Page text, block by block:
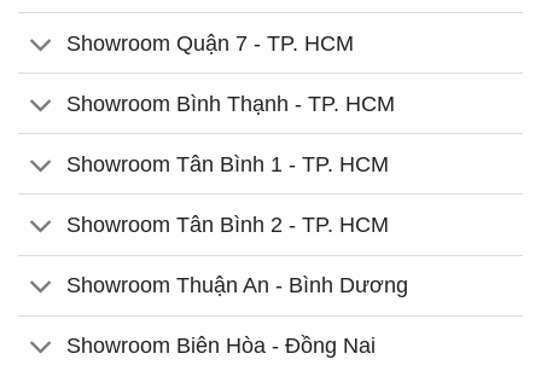
Showroom Quận 7 - TP. HCM
Showroom Bình Thạnh - TP. HCM
Showroom Tân Bình 1 - TP. HCM
Showroom Tân Bình 2 - TP. HCM
Showroom Thuận An - Bình Dương
Showroom Biên Hòa - Đồng Nai